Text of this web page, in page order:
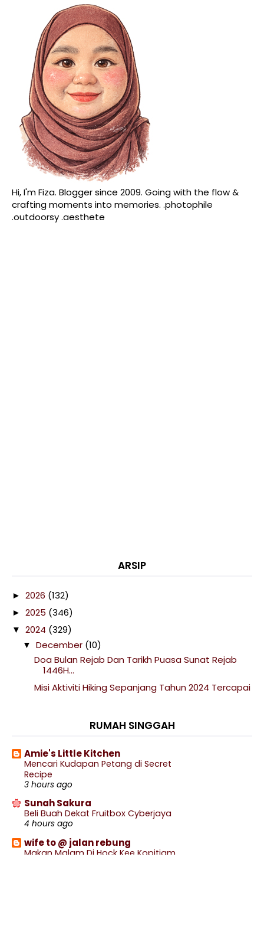
Hi, I'm Fiza. Blogger since 2009. Going with the flow &
crafting moments into memories. .photophile
.outdoorsy .aesthete
ARSIP
► 2026 (132)
► 2025 (346)
▼ 2024 (329)
▼ December (10)
Doa Bulan Rejab Dan Tarikh Puasa Sunat Rejab
1446H...
Misi Aktiviti Hiking Sepanjang Tahun 2024 Tercapai
Hiking Bukit Kepayang Penutup Tahun 2024
Bergedel Kentang Sedap
Menu Sarapan Pagi Bertukar Jadi Lebih Sedap
Cuba Air Kopi Viral Dry Americano The Coffee
Bean ...
Braces Monthly Review 6 Bulan
Bab 12 : Disember 2024
►November (4)
RUMAH SINGGAH
Amie's Little Kitchen
Mencari Kudapan Petang di Secret
Recipe
3 hours ago
Sunah Sakura
Beli Buah Dekat Fruitbox Cyberjaya
4 hours ago
wife to @ jalan rebung
Makan Malam Di Hock Kee Kopitiam